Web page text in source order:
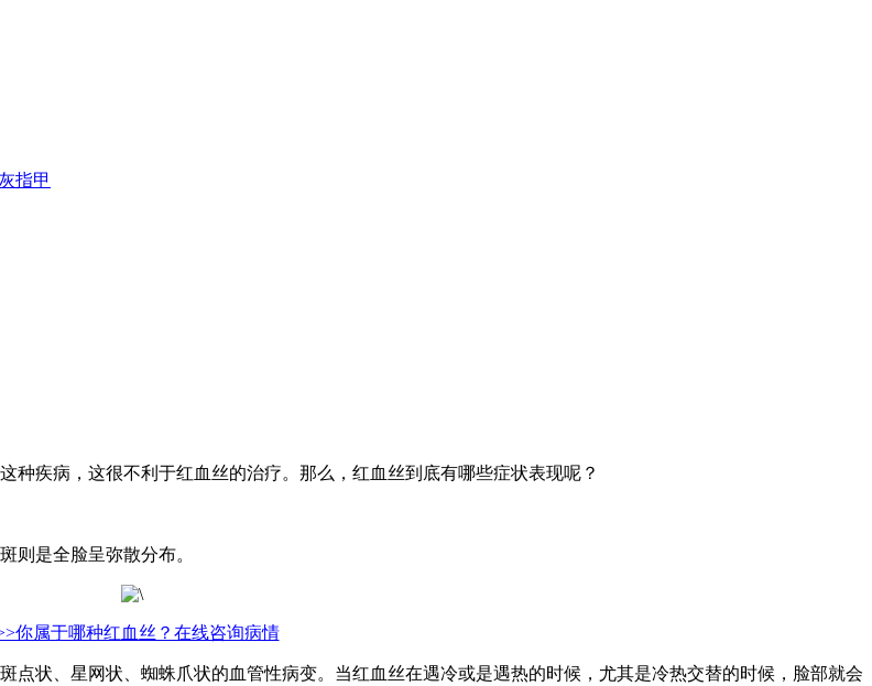
灰指甲
种疾病，这很不利于红血丝的治疗。那么，红血丝到底有哪些症状表现呢？
是全脸呈弥散分布。
你属于哪种红血丝？在线咨询病情
状、星网状、蜘蛛爪状的血管性病变。当红血丝在遇冷或是遇热的时候，尤其是冷热交替的时候，脸部就会